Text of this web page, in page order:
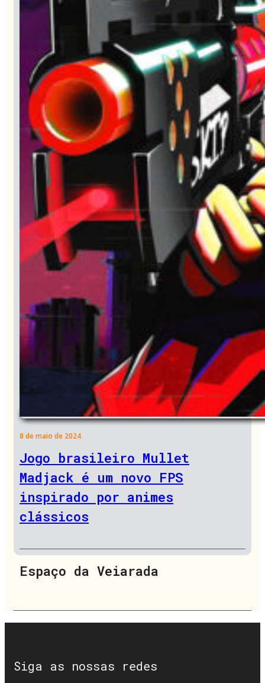
8 de maio de 2024
Jogo brasileiro Mullet
Madjack é um novo FPS
inspirado por animes
clássicos
Espaço da Veiarada
Siga as nossas redes